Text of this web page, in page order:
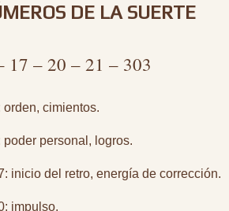
DE LA SUERTE
17 – 20 – 21 – 303
orden, cimientos.
poder personal, logros.
inicio del retro, energía de corrección.
impulso.